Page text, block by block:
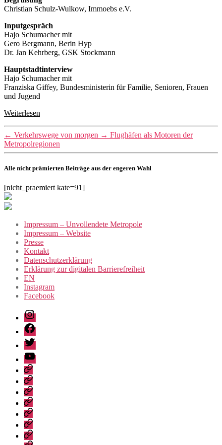
Christian Schulz-Wulkow, Immoebs e.V.
Inputgespräch
Hajo Schumacher mit
Gero Bergmann, Berin Hyp
Dr. Jan Kehrberg, GSK Stockmann
Hauptstadtinterview
Hajo Schumacher mit
Franziska Giffey, Bundesministerin für Familie, Senioren, Frauen
und Jugend
Weiterlesen
← Verkehrswege von morgen → Flughäfen als Motoren der
Metropolregionen
Alle nicht prämierten Beiträge aus der engeren Wahl
[nicht_praemiert kate=91]
Impressum – Unvollendete Metropole
Impressum – Website
Presse
Kontakt
Datenschutzerklärung
Erklärung zur digitalen Barrierefreiheit
EN
Instagram
Facebook
Instagram
Facebook
Twitter
Youtube
Privacy
Policy
Publications
Städtebau-
Manifest
für
Berlin-
Brandenburg
Unvollendete
Metropole
Urban
Development
Manifesto
for
Digital
accessibility
statement
Erklärung
zur